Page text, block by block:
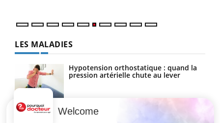
LES MALADIES
Hypotension orthostatique : quand la
pression artérielle chute au lever
Drépanocytose : une déformation des
Welcome